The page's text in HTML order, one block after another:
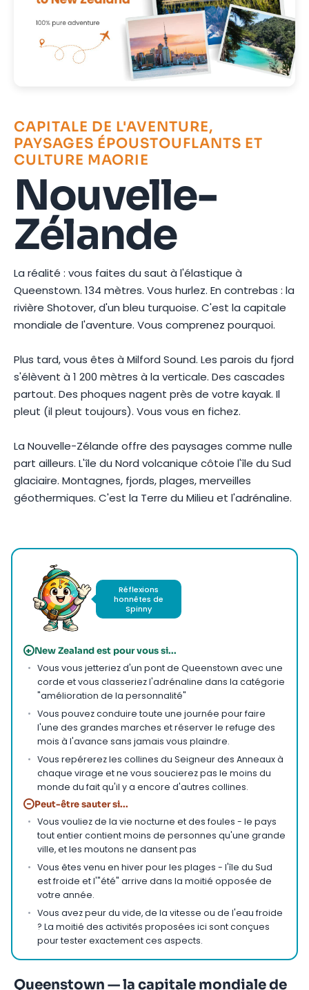
CAPITALE DE L'AVENTURE,
PAYSAGES ÉPOUSTOUFLANTS ET
CULTURE MAORIE
Nouvelle-
Zélande
La réalité : vous faites du saut à l'élastique à
Queenstown. 134 mètres. Vous hurlez. En contrebas : la
rivière Shotover, d'un bleu turquoise. C'est la capitale
mondiale de l'aventure. Vous comprenez pourquoi.
Plus tard, vous êtes à Milford Sound. Les parois du fjord
s'élèvent à 1 200 mètres à la verticale. Des cascades
partout. Des phoques nagent près de votre kayak. Il
pleut (il pleut toujours). Vous vous en fichez.
La Nouvelle-Zélande offre des paysages comme nulle
part ailleurs. L'île du Nord volcanique côtoie l'île du Sud
glaciaire. Montagnes, fjords, plages, merveilles
géothermiques. C'est la Terre du Milieu et l'adrénaline.
Réflexions
honnêtes de
Spinny
+ New Zealand est pour vous si...
Vous vous jetteriez d'un pont de Queenstown avec une
corde et vous classeriez l'adrénaline dans la catégorie
"amélioration de la personnalité"
Vous pouvez conduire toute une journée pour faire
l'une des grandes marches et réserver le refuge des
mois à l'avance sans jamais vous plaindre.
Vous repérerez les collines du Seigneur des Anneaux à
chaque virage et ne vous soucierez pas le moins du
monde du fait qu'il y a encore d'autres collines.
− Peut-être sauter si...
Vous vouliez de la vie nocturne et des foules - le pays
tout entier contient moins de personnes qu'une grande
ville, et les moutons ne dansent pas
Vous êtes venu en hiver pour les plages - l'île du Sud
est froide et l'"été" arrive dans la moitié opposée de
votre année.
Vous avez peur du vide, de la vitesse ou de l'eau froide
? La moitié des activités proposées ici sont conçues
pour tester exactement ces aspects.
Queenstown — la capitale mondiale de